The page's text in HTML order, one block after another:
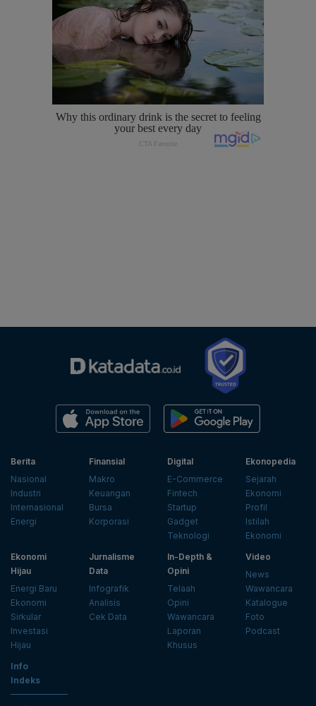
Berita
Nasional
Industri
Internasional
Energi
Finansial
Makro
Keuangan
Bursa
Korporasi
Digital
E-Commerce
Fintech
Startup
Gadget
Teknologi
Ekonopedia
Sejarah
Ekonomi
Profil
Istilah
Ekonomi
Ekonomi
Hijau
Energi Baru
Ekonomi
Sirkular
Investasi
Hijau
Jurnalisme
Data
Infografik
Analisis
Cek Data
In-Depth &
Opini
Telaah
Opini
Wawancara
Laporan
Khusus
Video
News
Wawancara
Katalogue
Foto
Podcast
Info
Indeks